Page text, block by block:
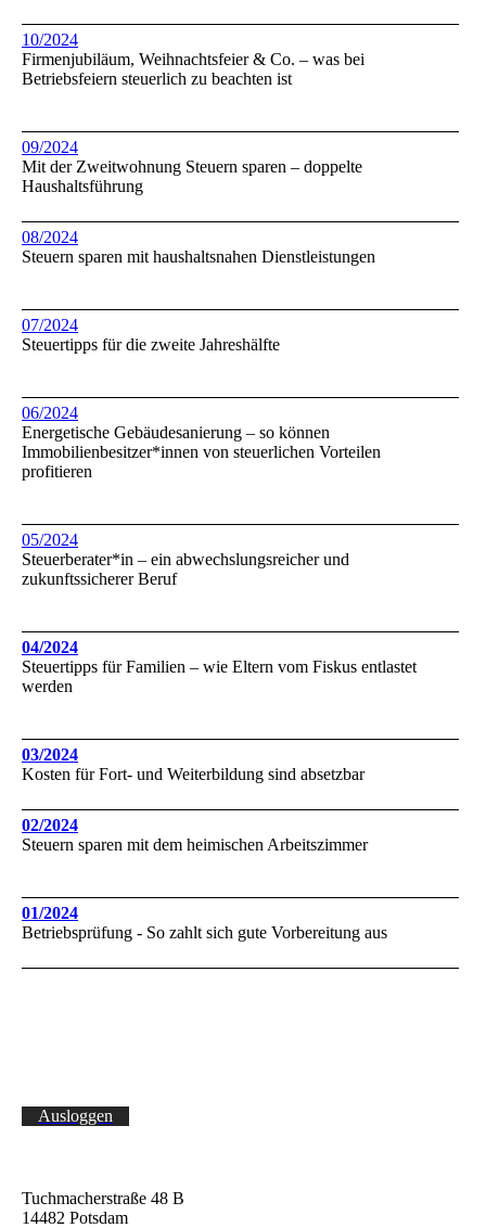
10/2024
Firmenjubiläum, Weihnachtsfeier & Co. – was bei
Betriebsfeiern steuerlich zu beachten ist
09/2024
Mit der Zweitwohnung Steuern sparen – doppelte
Haushaltsführung
08/2024
Steuern sparen mit haushaltsnahen Dienstleistungen
07/2024
Steuertipps für die zweite Jahreshälfte
06/2024
Energetische Gebäudesanierung – so können
Immobilienbesitzer*innen von steuerlichen Vorteilen
profitieren
05/2024
Steuerberater*in – ein abwechslungsreicher und
zukunftssicherer Beruf
04/2024
Steuertipps für Familien – wie Eltern vom Fiskus entlastet
werden
03/2024
Kosten für Fort- und Weiterbildung sind absetzbar
02/2024
Steuern sparen mit dem heimischen Arbeitszimmer
01/2024
Betriebsprüfung - So zahlt sich gute Vorbereitung aus
Ausloggen
Tuchmacherstraße 48 B
14482 Potsdam